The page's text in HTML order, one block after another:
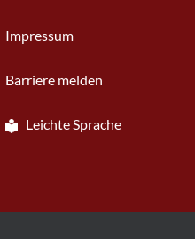
Impressum
Barriere melden
Leichte Sprache